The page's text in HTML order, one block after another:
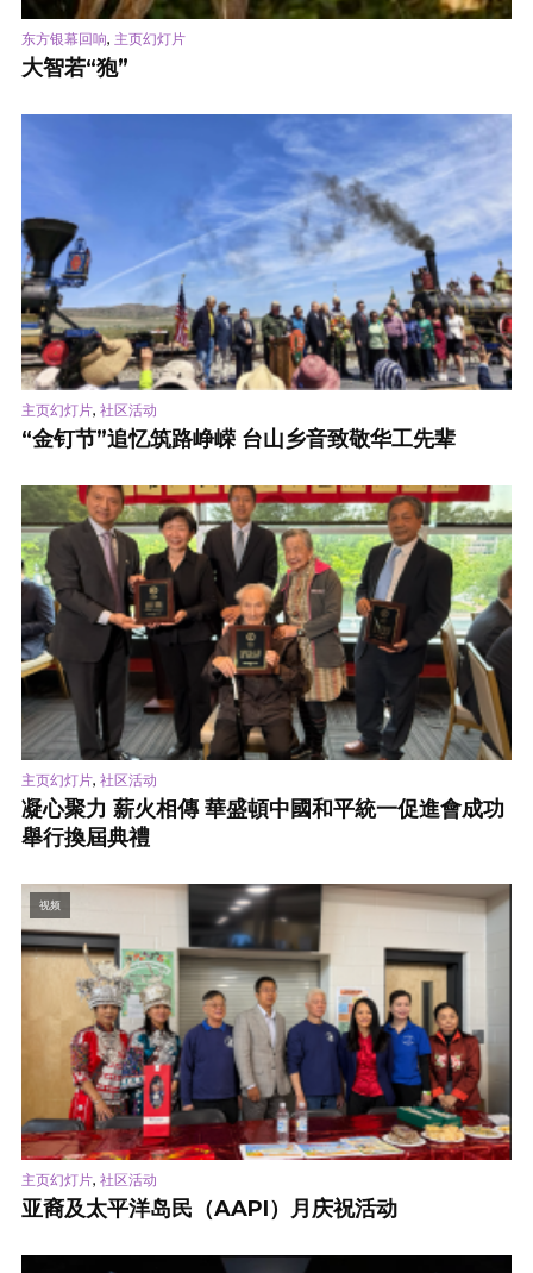
东方银幕回响, 主页幻灯片
大智若“狍”
主页幻灯片, 社区活动
“金钉节”追忆筑路峥嵘 台山乡音致敬华工先辈
主页幻灯片, 社区活动
凝心聚力 薪火相傳 華盛頓中國和平統一促進會成功
舉行換屆典禮
视频
主页幻灯片, 社区活动
亚裔及太平洋岛民（AAPI）月庆祝活动